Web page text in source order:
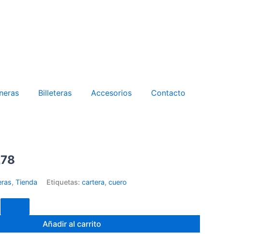
Billeteras Accesorios Contacto
, Tienda Etiquetas: cartera, cuero
Añadir al carrito